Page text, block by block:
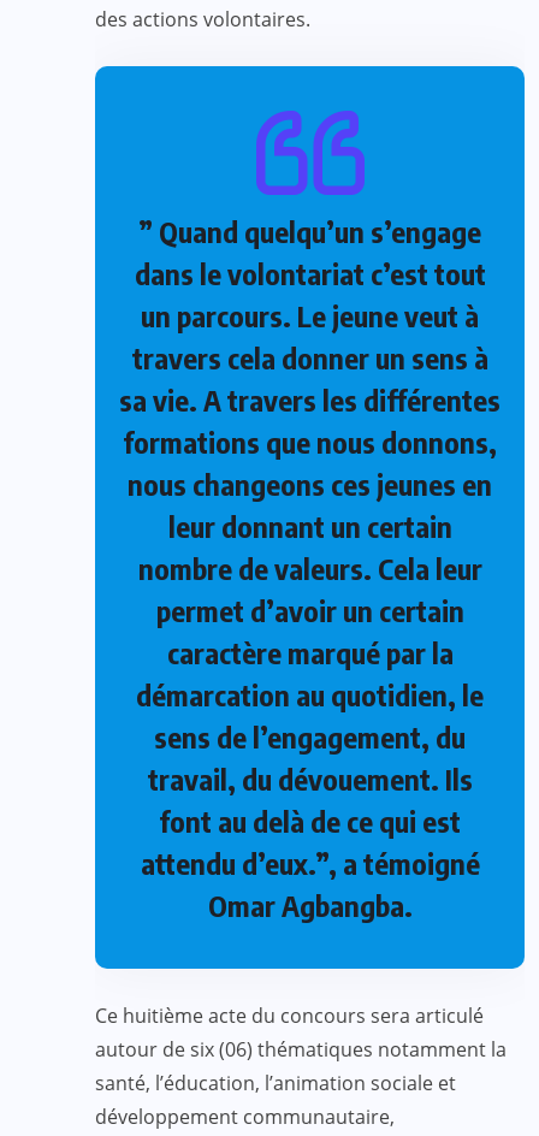
des actions volontaires.
” Quand quelqu’un s’engage
dans le volontariat c’est tout
un parcours. Le jeune veut à
travers cela donner un sens à
sa vie. A travers les différentes
formations que nous donnons,
nous changeons ces jeunes en
leur donnant un certain
nombre de valeurs. Cela leur
permet d’avoir un certain
caractère marqué par la
démarcation au quotidien, le
sens de l’engagement, du
travail, du dévouement. Ils
font au delà de ce qui est
attendu d’eux.”, a témoigné
Omar Agbangba.
Ce huitième acte du concours sera articulé
autour de six (06) thématiques notamment la
santé, l’éducation, l’animation sociale et
développement communautaire,